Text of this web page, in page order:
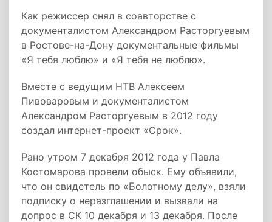
Как режиссер снял в соавторстве с
документалистом Александром Расторгуевым
в Ростове-на-Дону документальные фильмы
«Я тебя люблю» и «Я тебя не люблю».
Вместе с ведущим НТВ Алексеем
Пивоваровым и документалистом
Александром Расторгуевым в 2012 году
создал интернет-проект «Срок».
Рано утром 7 декабря 2012 года у Павла
Костомарова провели обыск. Ему объявили,
что он свидетель по «Болотному делу», взяли
подписку о неразглашении и вызвали на
допрос в СК 10 декабря и 13 декабря. После